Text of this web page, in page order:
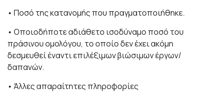
• Ποσό της κατανομής που πραγματοποιήθηκε.
• Οποιοδήποτε αδιάθετο ισοδύναμο ποσό του
πράσινου ομολόγου, το οποίο δεν έχει ακόμη
δεσμευθεί έναντι επιλέξιμων βιώσιμων έργων/
δαπανών.
• Άλλες απαραίτητες πληροφορίες